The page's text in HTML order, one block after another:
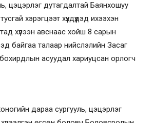
цэцэрлэг дутагдалтай Баянхошуу
хэрэгцээт хүүхдүүдэд ихээхэн
хүлээн авснаас хойш 8 сарын
байгаа талаар нийслэлийн Засаг
асуудал хариуцсан орлогч
дараа сургууль, цэцэрлэг